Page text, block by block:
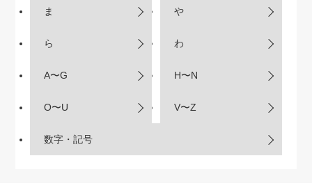
ま や
ら わ
A〜G H〜N
O〜U V〜Z
数字・記号